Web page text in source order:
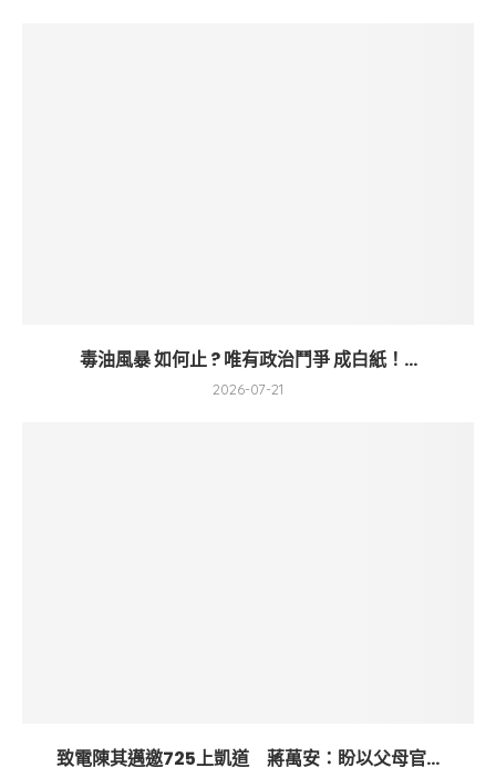
毒油風暴 如何止 ? 唯有政治鬥爭 成白紙！...
2026-07-21
致電陳其邁邀725上凱道 蔣萬安：盼以父母官...